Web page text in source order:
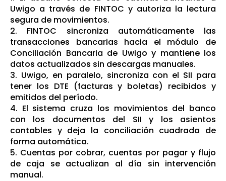
Uwigo a través de FINTOC y autoriza la lectura
segura de movimientos.
2. FINTOC sincroniza automáticamente las
transacciones bancarias hacia el módulo de
Conciliación Bancaria de Uwigo y mantiene los
datos actualizados sin descargas manuales.
3. Uwigo, en paralelo, sincroniza con el SII para
tener los DTE (facturas y boletas) recibidos y
emitidos del período.
4. El sistema cruza los movimientos del banco
con los documentos del SII y los asientos
contables y deja la conciliación cuadrada de
forma automática.
5. Cuentas por cobrar, cuentas por pagar y flujo
de caja se actualizan al día sin intervención
manual.